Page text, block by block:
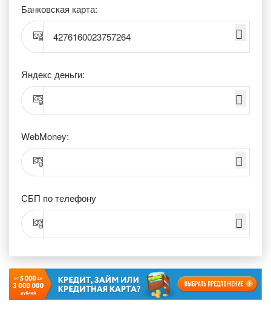
Банковская карта:
4276160023757264
Яндекс деньги:
WebMoney:
СБП по телефону